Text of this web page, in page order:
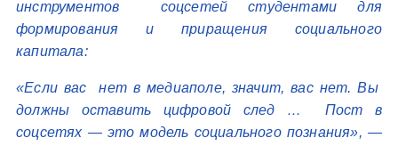
инструментов соцсетей студентами для
формирования и приращения социального
капитала:
«Если вас нет в медиаполе, значит, вас нет. Вы
должны оставить цифровой след … Пост в
соцсетях — это модель социального познания», —